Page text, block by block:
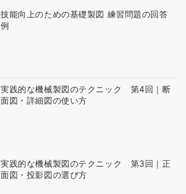
技能向上のための基礎製図 練習問題の回答
例
実践的な機械製図のテクニック 第4回｜断
面図・詳細図の使い方
実践的な機械製図のテクニック 第3回｜正
面図・投影図の選び方